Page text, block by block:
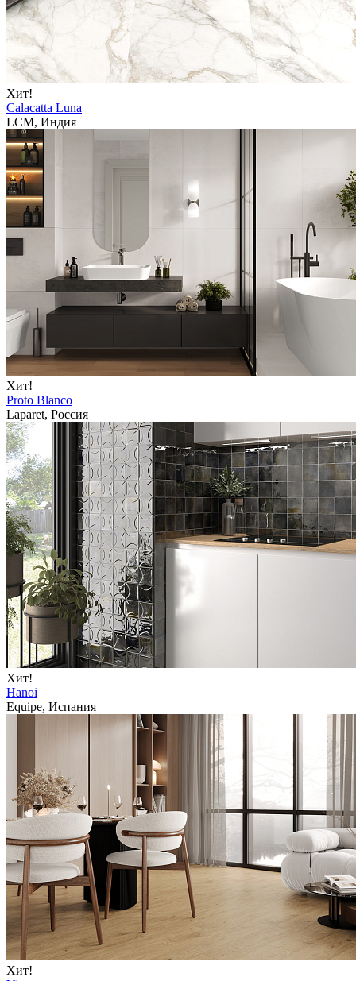
Хит!
Calacatta Luna
LCM, Индия
Хит!
Proto Blanco
Laparet, Россия
Хит!
Hanoi
Equipe, Испания
Хит!